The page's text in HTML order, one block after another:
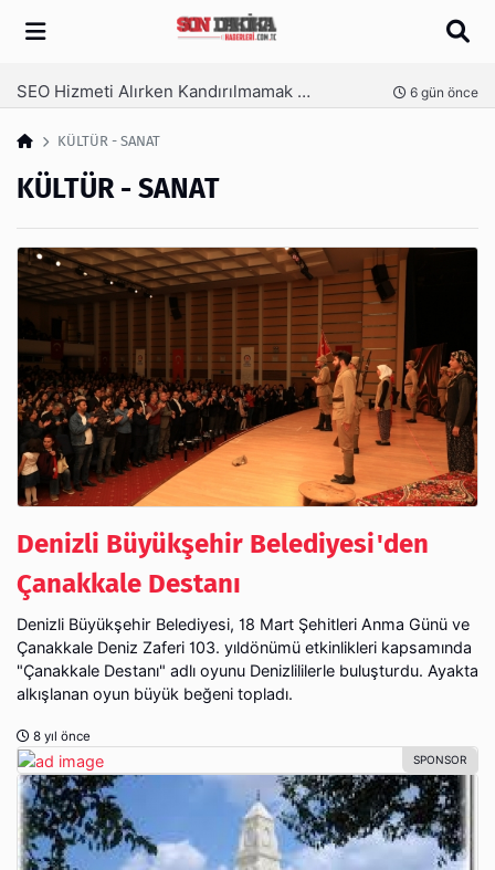
Arama
SEO Hizmeti Alırken Kandırılmamak İçin Bilinmesi Gerekenler 6 gün önce
KÜLTÜR - SANAT
KÜLTÜR - SANAT
Denizli Büyükşehir Belediyesi'den
Çanakkale Destanı
Denizli Büyükşehir Belediyesi, 18 Mart Şehitleri Anma Günü ve
Çanakkale Deniz Zaferi 103. yıldönümü etkinlikleri kapsamında
"Çanakkale Destanı" adlı oyunu Denizlililerle buluşturdu. Ayakta
alkışlanan oyun büyük beğeni topladı.
8 yıl önce